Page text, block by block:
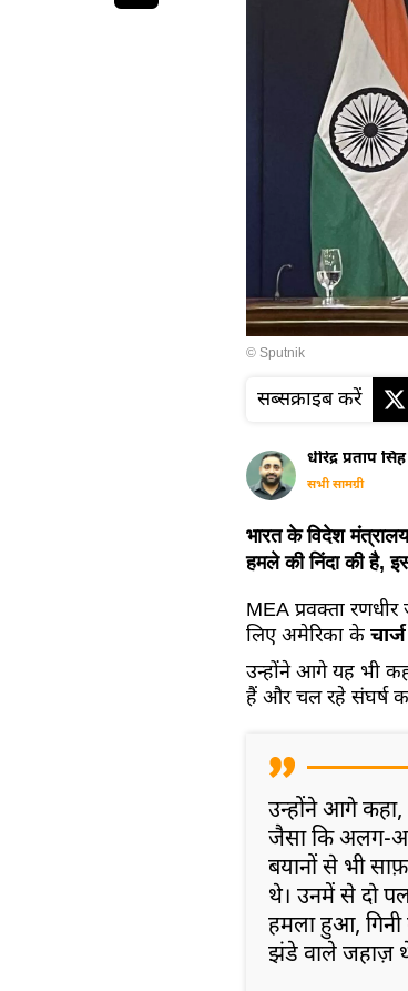
© Sputnik
सब्सक्राइब करें
धीरेंद्र प्रताप सिंह
सभी सामग्री
भारत के विदेश
हमले की निंदा की है,
MEA प्रवक्ता
लिए अमेरिका के
उन्होंने आगे यह भी
हैं और चल रहे संघर्ष
उन्होंने आगे
जैसा कि अलग-
बयानों से भी
थे। उनमें से दो
हमला हुआ, गिनी
झंडे वाले जहाज़